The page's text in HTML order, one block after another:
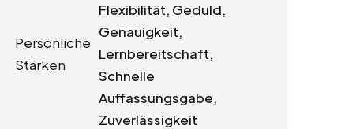
Persönliche
Stärken
Flexibilität, Geduld,
Genauigkeit,
Lernbereitschaft,
Schnelle
Auffassungsgabe,
Zuverlässigkeit